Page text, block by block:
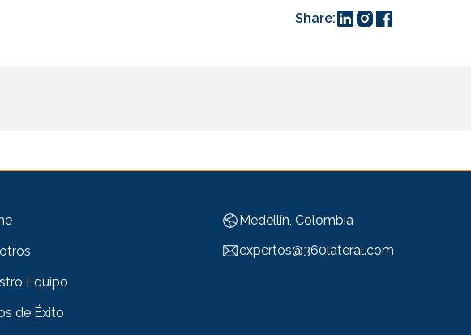
Share:
Equipo
de Éxito
Medellín, Colombia
expertos@360lateral.com